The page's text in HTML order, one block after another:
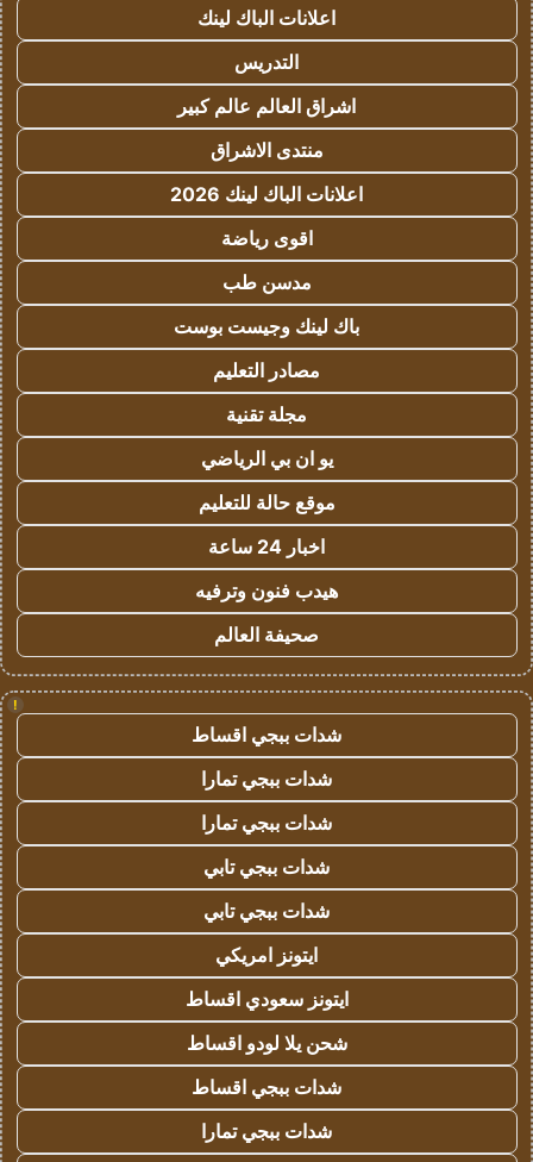
اعلانات الباك لينك
التدريس
اشراق العالم عالم كبير
منتدى الاشراق
اعلانات الباك لينك 2026
اقوى رياضة
مدسن طب
باك لينك وجيست بوست
مصادر التعليم
مجلة تقنية
يو ان بي الرياضي
موقع حالة للتعليم
اخبار 24 ساعة
هيدب فنون وترفيه
صحيفة العالم
!
شدات ببجي اقساط
شدات ببجي تمارا
شدات ببجي تمارا
شدات ببجي تابي
شدات ببجي تابي
ايتونز امريكي
ايتونز سعودي اقساط
شحن يلا لودو اقساط
شدات ببجي اقساط
شدات ببجي تمارا